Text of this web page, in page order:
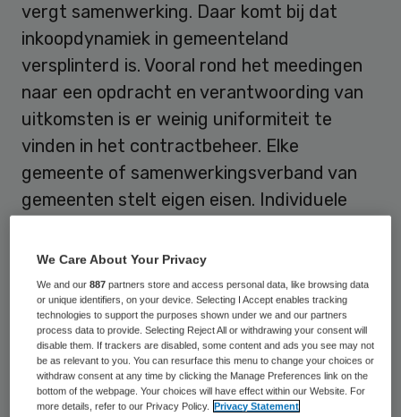
vergt samenwerking. Daar komt bij dat
inkoopdynamiek in gemeenteland
versplinterd is. Vooral rond het meedingen
naar een opdracht en verantwoording van
uitkomsten is er weinig uniformiteit te
vinden in het contractbeheer. Elke
gemeente of samenwerkingsverband van
gemeenten stelt eigen eisen. Individuele
daarover, terwijl dat broodnodig is.
Bestuurlijke aanbesteding heeft lange tijd
ruimte gegeven voor een flexibele vorm van
zorginkoop. Maar de transitieagenda vraagt
van zorgaanbieders en mantelzorgers om
zich nu ook tot elkaar te verhouden. Om dat
We Care About Your Privacy
We and our887 partners store and access personal data, like browsing data
or unique identifiers, on your device. Selecting I Accept enables tracking
technologies to support the purposes shown under we and our partners
process data to provide. Selecting Reject All or withdrawing your consent will
disable them. If trackers are disabled, some content and ads you see may not
be as relevant to you. You can resurface this menu to change your choices or
withdraw consent at any time by clicking the Manage Preferences link on the
bottom of the webpage. Your choices will have effect within our Website. For
more details, refer to our Privacy Policy. Privacy Statement